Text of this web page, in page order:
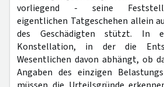
vorliegend - seine
eigentlichen Tatgeschehen allein
des Geschädigten stützt. In
Konstellation, in der die
Wesentlichen davon abhängt, ob
Angaben des einzigen